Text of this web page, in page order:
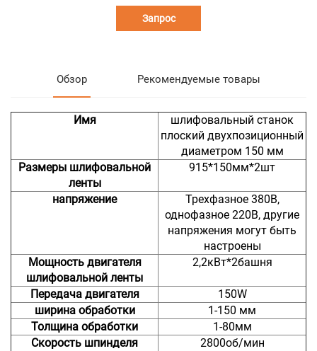
Запрос
Обзор Рекомендуемые товары
Имя
шлифовальный станок
плоский двухпозиционный
диаметром 150 мм
Размеры шлифовальной
ленты
915*150мм*2шт
напряжение
Трехфазное 380В,
однофазное 220В, другие
напряжения могут быть
настроены
Мощность двигателя
шлифовальной ленты
2,2кВт*2башня
Передача двигателя
150W
ширина обработки
1-150 мм
Толщина обработки
1-80мм
Скорость шпинделя
2800об/мин